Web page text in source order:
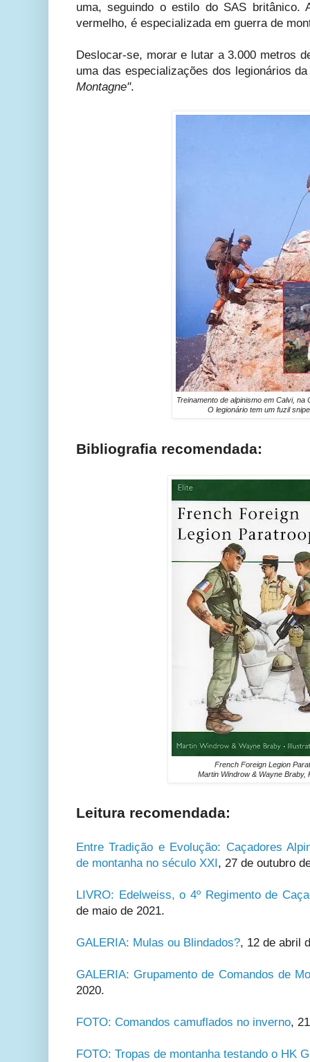
uma, seguindo o estilo do SAS britânico.
vermelho, é especializada em guerra de
Deslocar-se, morar e lutar a 3.000 metros
uma das especializações dos legionários
Montagne".
Treinamento de alpinismo em Calvi, na
O legionário tem um fuzil
Bibliografia recomendada:
French Foreign Legion
Martin Windrow & Wayne Braby,
Leitura recomendada:
Entre Tradição e Evolução: Caçadores
de montanha no século XXI , 27 de outubro
LIVRO: Edelweiss, o 4º Regimento de
de maio de 2021.
GALERIA: Mulas ou Blindados?, 12 de abril
GALERIA: Grupamento de Comandos de
2020.
FOTO: Comandos camuflados no inverno,
FOTO: Tropas de montanha testando o HK